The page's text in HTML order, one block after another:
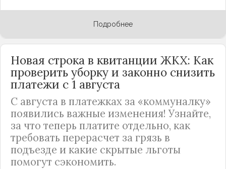
Подробнее
Новая строка в квитанции ЖКХ: Как
проверить уборку и законно снизить
платежи с 1 августа
С августа в платежках за «коммуналку»
появились важные изменения! Узнайте,
за что теперь платите отдельно, как
требовать перерасчет за грязь в
подъезде и какие скрытые льготы
помогут сэкономить.